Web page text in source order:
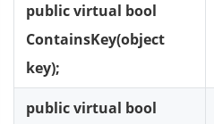
public virtual bool
ContainsKey(object
key);
public virtual bool